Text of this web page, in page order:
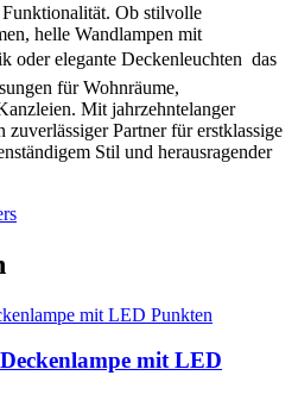
Ob stilvolle
helle Wandlampen mit
oder elegante Deckenleuchten  das
für Wohnräume,
Mit jahrzehntelanger
Partner für erstklassige
Stil und herausragender
mit LED